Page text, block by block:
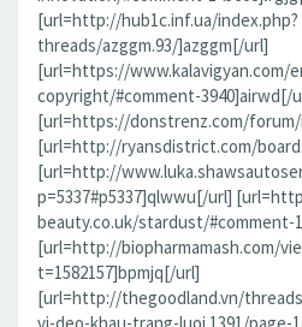
[url=http://hub1c.inf.ua/index.php?
threads/azggm.93/]azggm[/url]
[url=https://www.kalavigyan.com/
copyright/#comment-3940]airwd[/
[url=https://donstrenz.com/
[url=http://ryansdistrict.com/
[url=http://
p=5337#p5337]qlwwu[/url]
beauty.co.uk/stardust/#comment-
[url=http://biopharmamash.com/
t=1582157]bpmjq[/url]
[url=http://thegoodland.vn/